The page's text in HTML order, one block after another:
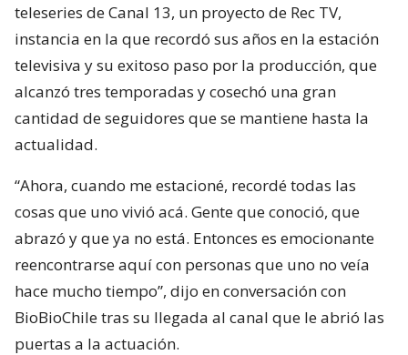
teleseries de Canal 13, un proyecto de Rec TV,
instancia en la que recordó sus años en la estación
televisiva y su exitoso paso por la producción, que
alcanzó tres temporadas y cosechó una gran
cantidad de seguidores que se mantiene hasta la
actualidad.
“Ahora, cuando me estacioné, recordé todas las
cosas que uno vivió acá. Gente que conoció, que
abrazó y que ya no está. Entonces es emocionante
reencontrarse aquí con personas que uno no veía
hace mucho tiempo”, dijo en conversación con
BioBioChile tras su llegada al canal que le abrió las
puertas a la actuación.